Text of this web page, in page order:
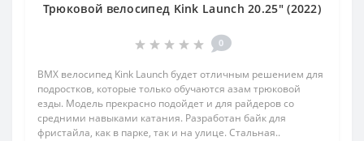
Трюковой велосипед Kink Launch 20.25" (2022)
0
BMX велосипед Kink Launch будет отличным решением для
подростков, которые только обучаются азам трюковой
езды. Модель прекрасно подойдет и для райдеров со
средними навыками катания. Разработан байк для
фристайла, как в парке, так и на улице. Стальная..